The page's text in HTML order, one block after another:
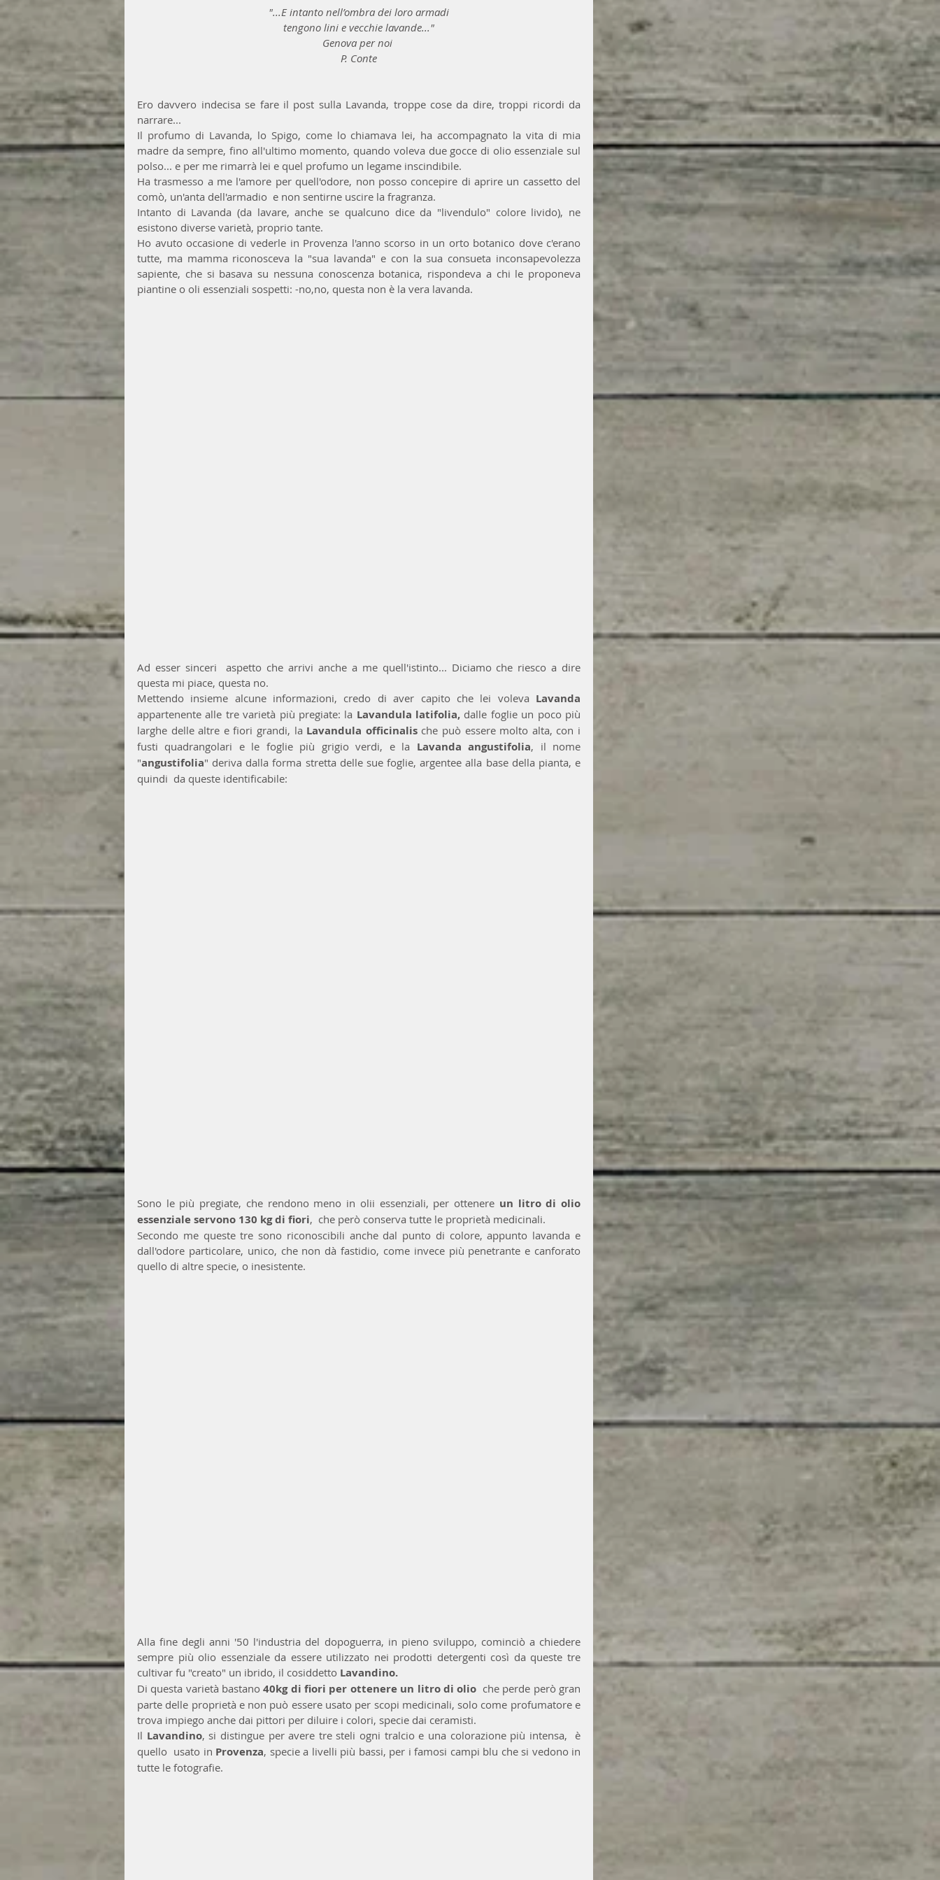
"...E intanto nell’ombra dei loro armadi
tengono lini e vecchie lavande..."
Genova per noi
P. Conte
Ero davvero indecisa se fare il post sulla Lavanda, troppe cose da dire, troppi ricordi da
narrare...
Il profumo di Lavanda, lo Spigo, come lo chiamava lei, ha accompagnato la vita di mia
madre da sempre, fino all'ultimo momento, quando voleva due gocce di olio essenziale sul
polso... e per me rimarrà lei e quel profumo un legame inscindibile.
Ha trasmesso a me l'amore per quell'odore, non posso concepire di aprire un cassetto del
comò, un'anta dell'armadio  e non sentirne uscire la fragranza.
Intanto di Lavanda (da lavare, anche se qualcuno dice da "livendulo" colore livido), ne
esistono diverse varietà, proprio tante.
Ho avuto occasione di vederle in Provenza l'anno scorso in un orto botanico dove c'erano
tutte, ma mamma riconosceva la "sua lavanda" e con la sua consueta inconsapevolezza
sapiente, che si basava su nessuna conoscenza botanica, rispondeva a chi le proponeva
piantine o oli essenziali sospetti: -no,no, questa non è la vera lavanda.
Ad esser sinceri  aspetto che arrivi anche a me quell'istinto... Diciamo che riesco a dire
questa mi piace, questa no.
Mettendo insieme alcune informazioni, credo di aver capito che lei voleva Lavanda
appartenente alle tre varietà più pregiate: la Lavandula latifolia, dalle foglie un poco più
larghe delle altre e fiori grandi, la Lavandula officinalis che può essere molto alta, con i
fusti quadrangolari e le foglie più grigio verdi, e la Lavanda angustifolia, il nome
"angustifolia" deriva dalla forma stretta delle sue foglie, argentee alla base della pianta, e
quindi  da queste identificabile:
Sono le più pregiate, che rendono meno in olii essenziali, per ottenere un litro di olio
essenziale servono 130 kg di fiori,  che però conserva tutte le proprietà medicinali.
Secondo me queste tre sono riconoscibili anche dal punto di colore, appunto lavanda e
dall'odore particolare, unico, che non dà fastidio, come invece più penetrante e canforato
quello di altre specie, o inesistente.
Alla fine degli anni '50 l'industria del dopoguerra, in pieno sviluppo, cominciò a chiedere
sempre più olio essenziale da essere utilizzato nei prodotti detergenti così da queste tre
cultivar fu "creato" un ibrido, il cosiddetto Lavandino.
Di questa varietà bastano 40kg di fiori per ottenere un litro di olio che perde però gran
parte delle proprietà e non può essere usato per scopi medicinali, solo come profumatore e
trova impiego anche dai pittori per diluire i colori, specie dai ceramisti.
Il Lavandino, si distingue per avere tre steli ogni tralcio e una colorazione più intensa,  è
quello  usato in Provenza, specie a livelli più bassi, per i famosi campi blu che si vedono in
tutte le fotografie.